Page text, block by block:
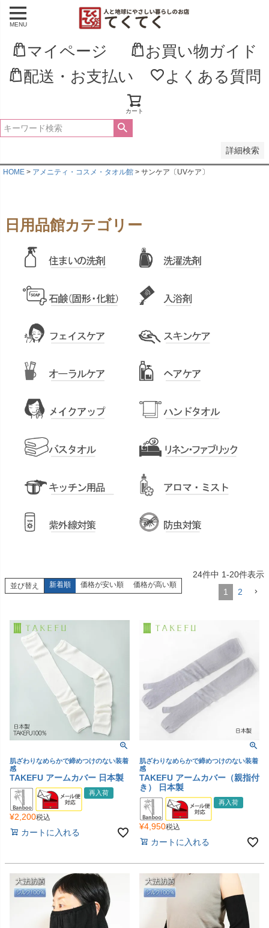
MENU
マイページ
お買い物ガイド
配送・お支払い
よくある質問
カート
詳細検索
新着順
登録順
価格が高い順
優先度順
HOME アメニティ・コスメ・タオル館 サンケア〔UVケア〕
日用品館カテゴリー
並び替え 新着順 価格が安い順 価格が高い順
24件中 1-20件表示
1
2
肌ざわりなめらかで締めつけのない装着
感
TAKEFU アームカバー 日本製
再入荷
¥2,200税込
カートに入れる
肌ざわりなめらかで締めつけのない装着
感
TAKEFU アームカバー（親指付
き） 日本製
再入荷
¥4,950税込
カートに入れる